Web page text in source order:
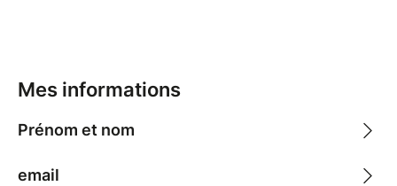
Mes informations
Prénom et nom
email